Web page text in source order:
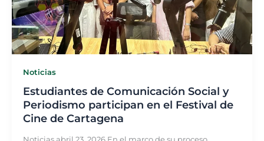
Noticias
Estudiantes de Comunicación Social y
Periodismo participan en el Festival de
Cine de Cartagena